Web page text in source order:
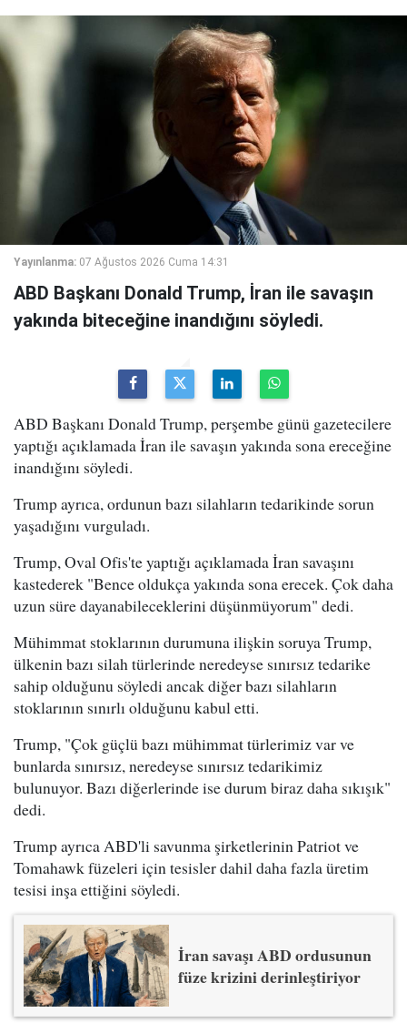
Yayınlanma: 07 Ağustos 2026 Cuma 14:31
ABD Başkanı Donald Trump, İran ile savaşın
yakında biteceğine inandığını söyledi.
ABD Başkanı Donald Trump, perşembe günü gazetecilere
yaptığı açıklamada İran ile savaşın yakında sona ereceğine
inandığını söyledi.
Trump ayrıca, ordunun bazı silahların tedarikinde sorun
yaşadığını vurguladı.
Trump, Oval Ofis'te yaptığı açıklamada İran savaşını
kastederek "Bence oldukça yakında sona erecek. Çok daha
uzun süre dayanabileceklerini düşünmüyorum" dedi.
Mühimmat stoklarının durumuna ilişkin soruya Trump,
ülkenin bazı silah türlerinde neredeyse sınırsız tedarike
sahip olduğunu söyledi ancak diğer bazı silahların
stoklarının sınırlı olduğunu kabul etti.
Trump, "Çok güçlü bazı mühimmat türlerimiz var ve
bunlarda sınırsız, neredeyse sınırsız tedarikimiz
bulunuyor. Bazı diğerlerinde ise durum biraz daha sıkışık"
dedi.
Trump ayrıca ABD'li savunma şirketlerinin Patriot ve
Tomahawk füzeleri için tesisler dahil daha fazla üretim
tesisi inşa ettiğini söyledi.
İran savaşı ABD ordusunun
füze krizini derinleştiriyor